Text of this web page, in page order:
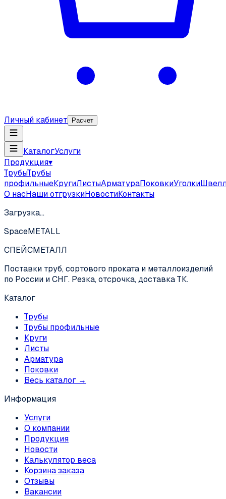
Личный кабинет Расчет
КаталогУслуги
Продукция▾
ТрубыТрубы
профильныеКругиЛистыАрматураПоковкиУголки
О насНаши отгрузкиНовостиКонтакты
Загрузка…
SpaceMETALL
СПЕЙСМЕТАЛЛ
Поставки труб, сортового проката и металлоизделий
по России и СНГ. Резка, отсрочка, доставка ТК.
Каталог
Трубы
Трубы профильные
Круги
Листы
Арматура
Поковки
Весь каталог →
Информация
Услуги
О компании
Продукция
Новости
Калькулятор веса
Корзина заказа
Отзывы
Вакансии